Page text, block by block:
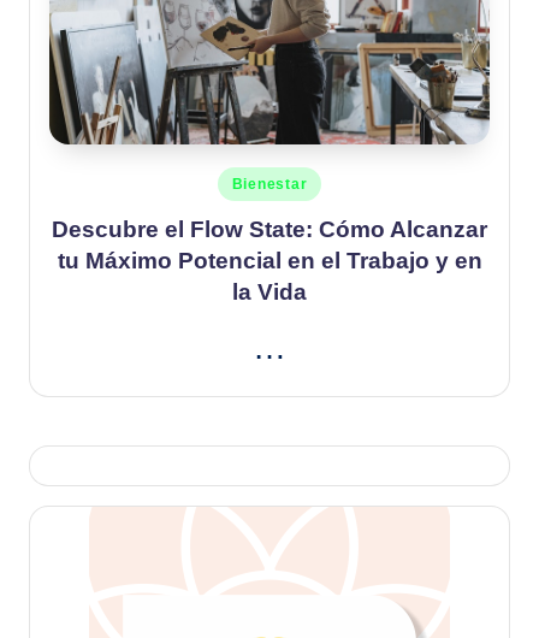
Publicado
en
Bienestar
Descubre el Flow State: Cómo Alcanzar
tu Máximo Potencial en el Trabajo y en
la Vida
…